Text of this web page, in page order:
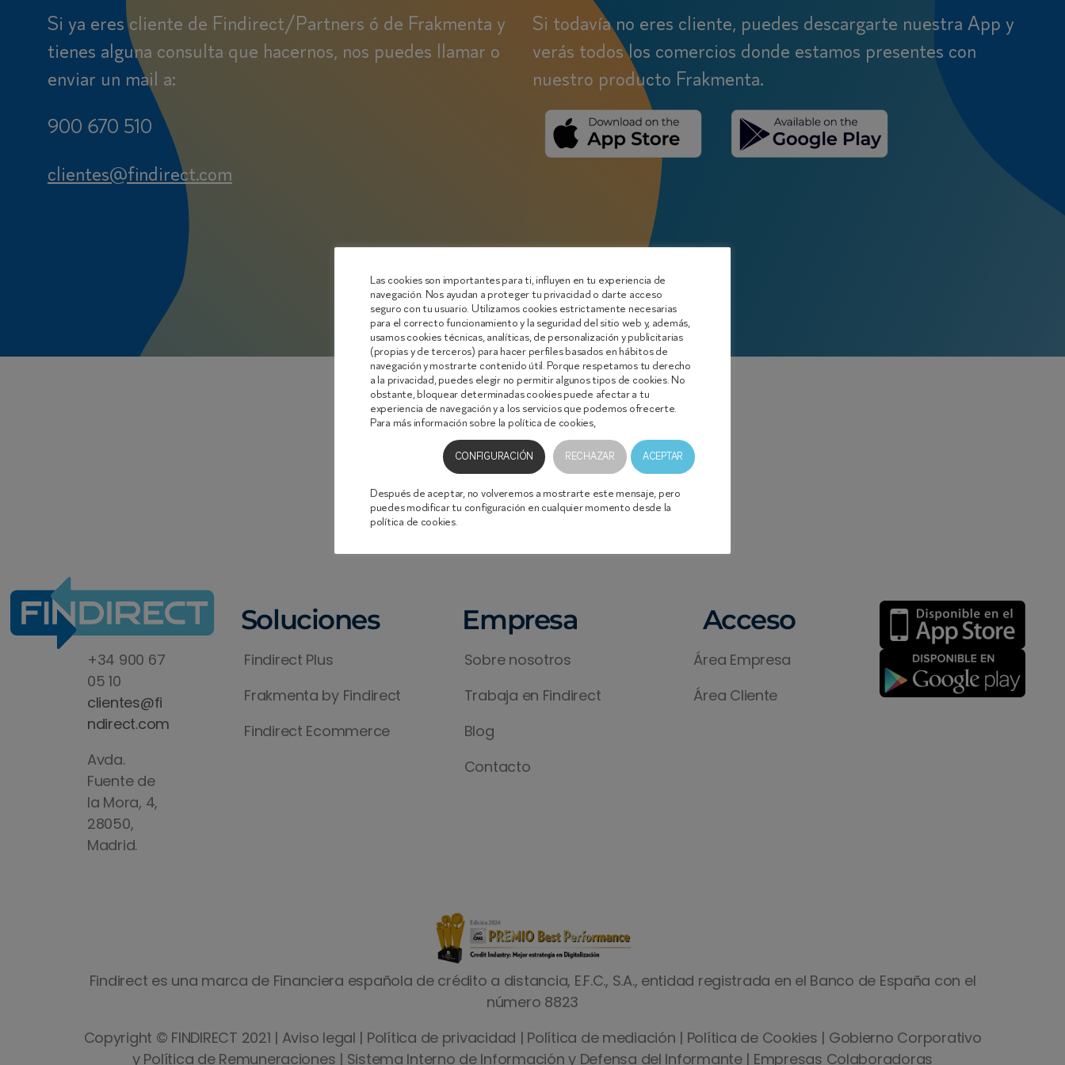
Si ya eres cliente de Findirect/Partners ó de Frakmenta y
tienes alguna consulta que hacernos, nos puedes llamar o
enviar un mail a:
900 670 510
clientes@findirect.com
Si todavía no eres cliente, puedes descargarte nuestra App y
verás todos los comercios donde estamos presentes con
nuestro producto Frakmenta.
Soluciones Empresa Acceso
+34 900 67
05 10
clientes@fi
ndirect.com
Avda.
Fuente de
la Mora, 4,
28050,
Madrid.
Findirect Plus
Frakmenta by Findirect
Findirect Ecommerce
Sobre nosotros
Trabaja en Findirect
Blog
Contacto
Área Empresa
Área Cliente
Findirect es una marca de Financiera española de crédito a distancia, E.F.C., S.A., entidad registrada en el Banco de España con el
número 8823
Copyright © FINDIRECT 2021 | Aviso legal | Política de privacidad | Política de mediación | Política de Cookies | Gobierno Corporativo
y Política de Remuneraciones | Sistema Interno de Información y Defensa del Informante| Empresas Colaboradoras
Las cookies son importantes para ti, influyen en tu experiencia de
navegación. Nos ayudan a proteger tu privacidad o darte acceso
seguro con tu usuario. Utilizamos cookies estrictamente necesarias
para el correcto funcionamiento y la seguridad del sitio web y, además,
usamos cookies técnicas, analíticas, de personalización y publicitarias
(propias y de terceros) para hacer perfiles basados en hábitos de
navegación y mostrarte contenido útil. Porque respetamos tu derecho
a la privacidad, puedes elegir no permitir algunos tipos de cookies. No
obstante, bloquear determinadas cookies puede afectar a tu
experiencia de navegación y a los servicios que podemos ofrecerte.
Para más información sobre la política de cookies,
CONFIGURACIÓN RECHAZAR ACEPTAR
Después de aceptar, no volveremos a mostrarte este mensaje, pero
puedes modificar tu configuración en cualquier momento desde la
política de cookies.